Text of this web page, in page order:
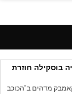
בוסקילה חוזרת
מדהים ב"הכוכב